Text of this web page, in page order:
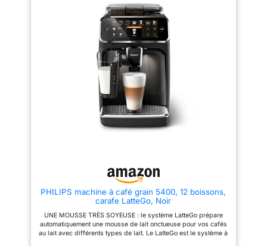
mouture, l'intensité du café, la
quantité et la température selon
vos préférences personnelles.
NETTOYAGE FACILE : Le
mousseur à lait classique ne
comprend que deux pièces et
elles sont compatibles lave-
vaisselle, ce qui rend le
nettoyage quotidien rapide et
sans contrainte. COMPATIBLE
FILTRE AQUACLEAN : Réduit la
formation de calcaire,
minimisant le besoin de
détartrage fréquent et
prolongeant la durée de vie de
PHILIPS machine à café grain 5400, 12 boissons,
carafe LatteGo, Noir
UNE MOUSSE TRÈS SOYEUSE : le système LatteGo prépare
automatiquement une mousse de lait onctueuse pour vos cafés
au lait avec différents types de lait. Le LatteGo est le système à